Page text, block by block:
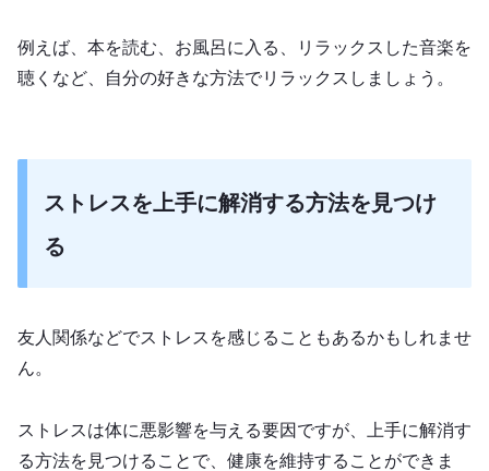
例えば、本を読む、お風呂に入る、リラックスした音楽を
聴くなど、自分の好きな方法でリラックスしましょう。
ストレスを上手に解消する方法を見つけ
る
友人関係などでストレスを感じることもあるかもしれませ
ん。
ストレスは体に悪影響を与える要因ですが、上手に解消す
る方法を見つけることで、健康を維持することができま